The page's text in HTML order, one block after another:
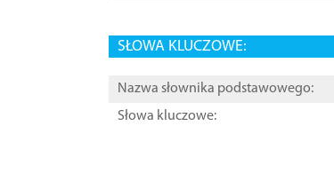
SŁOWA KLUCZOWE:
Nazwa słownika podstawowego:
Słowa kluczowe: